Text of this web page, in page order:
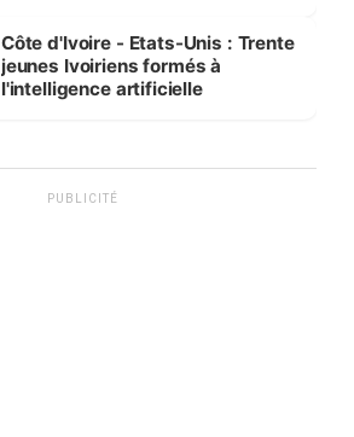
Côte d'Ivoire - Etats-Unis : Trente
jeunes Ivoiriens formés à
l'intelligence artificielle
PUBLICITÉ